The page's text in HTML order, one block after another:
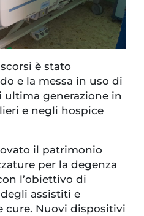
è stato
e la messa in uso di
ultima generazione in
e negli hospice
il patrimonio
per la degenza
l’obiettivo di
assistiti e
cure. Nuovi dispositivi